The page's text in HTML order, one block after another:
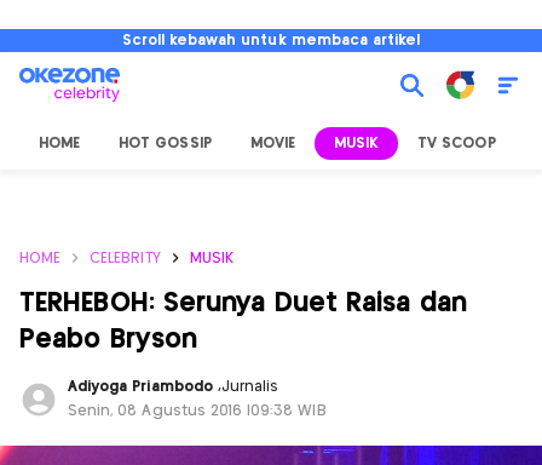
Scroll kebawah untuk membaca artikel
HOME HOT GOSSIP MOVIE MUSIK TV SCOOP
HOME CELEBRITY MUSIK
TERHEBOH: Serunya Duet Raisa dan
Peabo Bryson
Adiyoga Priambodo ,Jurnalis
Senin, 08 Agustus 2016 |09:38 WIB